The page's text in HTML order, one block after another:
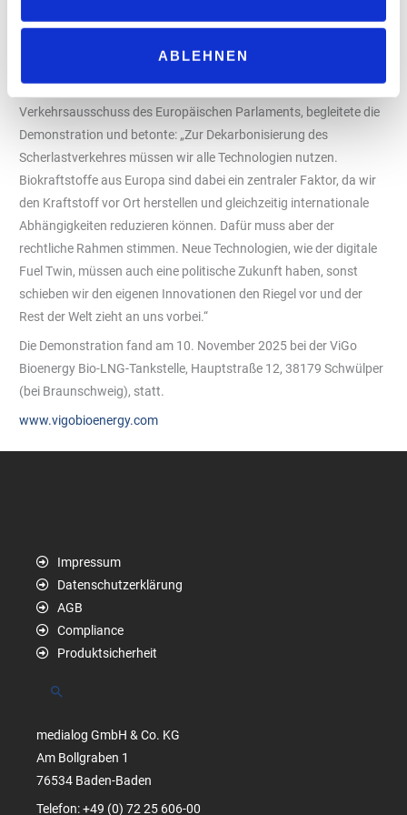
ABLEHNEN
Niedrigere Kraftstoffkosten als Diesel
Geringe Schwefel- und Stickoxidemissionen
Verkehrsausschuss des Europäischen Parlaments, begleitete die
Demonstration und betonte: „Zur Dekarbonisierung des
Scherlastverkehres müssen wir alle Technologien nutzen.
Biokraftstoffe aus Europa sind dabei ein zentraler Faktor, da wir
den Kraftstoff vor Ort herstellen und gleichzeitig internationale
Abhängigkeiten reduzieren können. Dafür muss aber der
rechtliche Rahmen stimmen. Neue Technologien, wie der digitale
Fuel Twin, müssen auch eine politische Zukunft haben, sonst
schieben wir den eigenen Innovationen den Riegel vor und der
Rest der Welt zieht an uns vorbei.“
Die Demonstration fand am 10. November 2025 bei der ViGo
Bioenergy Bio-LNG-Tankstelle, Hauptstraße 12, 38179 Schwülper
(bei Braunschweig), statt.
www.vigobioenergy.com
Impressum
Datenschutzerklärung
AGB
Compliance
Produktsicherheit
Suchen
medialog GmbH & Co. KG
Am Bollgraben 1
76534 Baden-Baden
Telefon: +49 (0) 72 25 606-00